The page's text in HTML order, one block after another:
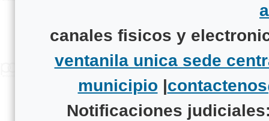
canales fisicos y
ventanila unica sede
municipio |
Notificaciones